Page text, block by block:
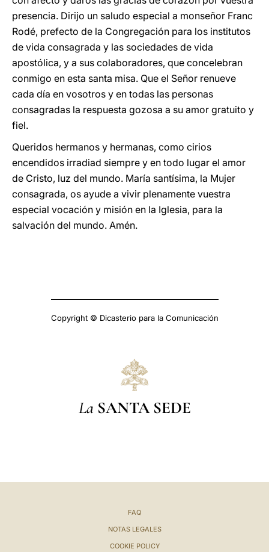
presencia. Dirijo un saludo especial a monseñor Franc
Rodé, prefecto de la Congregación para los institutos
de vida consagrada y las sociedades de vida
apostólica, y a sus colaboradores, que concelebran
conmigo en esta santa misa. Que el Señor renueve
cada día en vosotros y en todas las personas
consagradas la respuesta gozosa a su amor gratuito y
fiel.
Queridos hermanos y hermanas, como cirios
encendidos irradiad siempre y en todo lugar el amor
de Cristo, luz del mundo. María santísima, la Mujer
consagrada, os ayude a vivir plenamente vuestra
especial vocación y misión en la Iglesia, para la
salvación del mundo. Amén.
Copyright © Dicasterio para la Comunicación
La SANTA SEDE
FAQ
NOTAS LEGALES
COOKIE POLICY